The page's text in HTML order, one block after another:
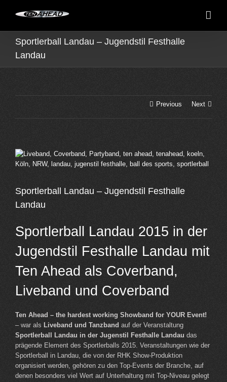
Sportlerball Landau – Jugendstil Festhalle
Landau
Previous Next
View
Larger
Sportlerball Landau – Jugendstil Festhalle
Landau
Sportlerball Landau 2015 in der
Jugendstil Festhalle Landau mit
Ten Ahead als Coverband,
Liveband und Coverband
Ten Ahead – the hardest working Showband for YOUR Event!
– war als Liveband und Tanzband auf der Veranstaltung
Sportlerball Landau in der Jugenstil Festhalle Landau das
prägende Element des Sportlerballs 2015. Veranstaltungen wie der
Sportlerball in Landau, die von der RHK Show-Produktion
organisiert werden, gehören zu den Top-Events der Branche, auf
denen besonders viel Wert auf Unterhaltung mit Top-Niveau gelegt